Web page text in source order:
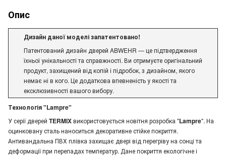
Опис
Дизайн даної моделі запатентовано!
Патентований дизайн дверей ABWEHR — це підтвердження
їхньої унікальності та справжності. Ви отримуєте оригінальний
продукт, захищений від копій і підробок, з дизайном, якого
немає ні в кого. Це додаткова впевненість у якості та
ексклюзивності вашого вибору.
Технологія "Lampre"
У серії дверей TERMIXвикористовується новітня розробка "Lampre". На
оцинковану сталь наноситься декоративне стійке покриття.
Антивандальна ПВХ плівка захищає двері від перегріву на сонці та
деформації при перепадах температур. Дане покриття екологічне і